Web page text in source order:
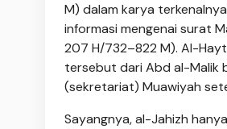
M) dalam karya
informasi mengenai surat
207 H/732–822 M). Al-
tersebut dari Abd al-Malik
(sekretariat) Muawiyah
Sayangnya, al-Jahizh